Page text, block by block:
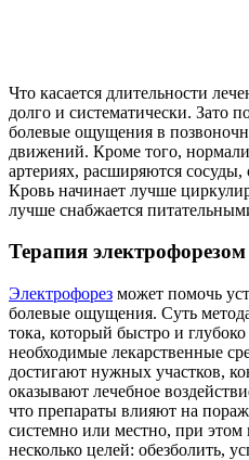
Что касается длительности
долго и систематически. Зато
болевые ощущения в
движений. Кроме того,
артериях, расширяются
Кровь начинает лучше
лучше снабжается
Терапия электрофорезом
Электрофорез может помочь
болевые ощущения. Суть
тока, который быстро и
необходимые лекарственные
достигают нужных участков,
оказывают лечебное
что препараты влияют на
системно или местно, при этом
несколько целей: обезболить,